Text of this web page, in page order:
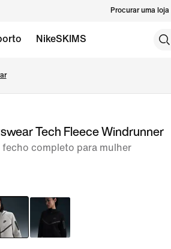
Procurar uma loja
NikeSKIMS
Tech Fleece Windrunner
fecho completo para mulher